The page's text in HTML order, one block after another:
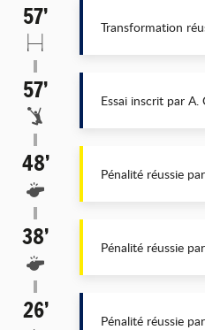
57’ Transformation
57’ Essai inscrit par A.
48’ Pénalité réussie
38’ Pénalité réussie
26’ Pénalité réussie